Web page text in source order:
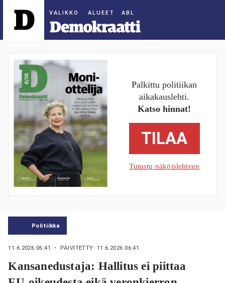
ALUEET
Palkittu politiikan
aikakauslehti.
Katso hinnat!
TILAA
Tutustu näköislehteen
Politiikka
11.6.2026 06:41 ・ PÄIVITETTY: 11.6.2026 06:41
Kansanedustaja: Hallitus ei piittaa